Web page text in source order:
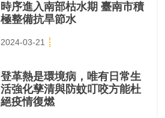
時序進入南部枯水期 臺南市積
極整備抗旱節水
2024-03-21
登革熱是環境病，唯有日常生
活強化孳清與防蚊叮咬方能杜
絕疫情復燃